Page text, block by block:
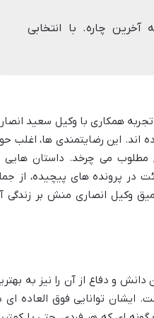
چاره. با انتخابی
همکاری با وکیل سعید
اند. این رضایتمندی ها، اغلب
مطلوب می چرخد. داستان هایی
در پرونده های پیچیده، از
وکیل انصاری منش بر زندگی
دانش و دفاع از آن را نیز به
توانایی فوق العاده ای